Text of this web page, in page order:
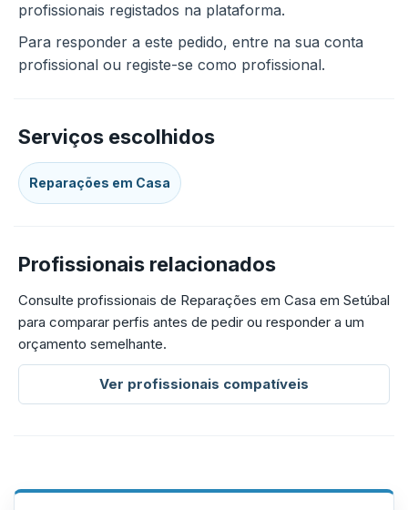
profissionais registados na plataforma.
Para responder a este pedido, entre na sua conta
profissional ou registe-se como profissional.
Serviços escolhidos
Reparações em Casa
Profissionais relacionados
Consulte profissionais de Reparações em Casa em Setúbal
para comparar perfis antes de pedir ou responder a um
orçamento semelhante.
Ver profissionais compatíveis